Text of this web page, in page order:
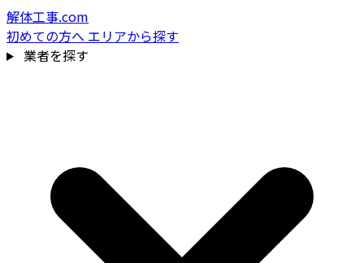
解体工事.com
初めての方へ エリアから探す
業者を探す